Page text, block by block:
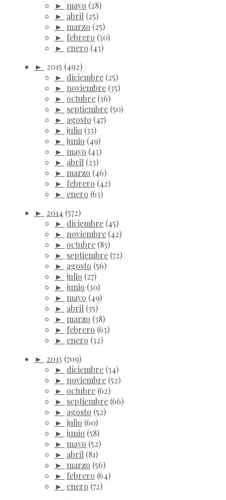
► mayo (28)
► abril (25)
► marzo (25)
► febrero (30)
► enero (43)
► 2015 (492)
► diciembre (25)
► noviembre (35)
► octubre (36)
► septiembre (50)
► agosto (47)
► julio (33)
► junio (49)
► mayo (43)
► abril (23)
► marzo (46)
► febrero (42)
► enero (63)
► 2014 (572)
► diciembre (45)
► noviembre (42)
► octubre (83)
► septiembre (72)
► agosto (56)
► julio (27)
► junio (30)
► mayo (49)
► abril (35)
► marzo (38)
► febrero (63)
► enero (32)
► 2013 (709)
► diciembre (34)
► noviembre (52)
► octubre (62)
► septiembre (66)
► agosto (52)
► julio (60)
► junio (58)
► mayo (52)
► abril (81)
► marzo (56)
► febrero (64)
► enero (72)